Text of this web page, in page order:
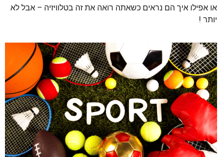
או אפילו איך הם נראים כשאתה רואה את זה בטלוויזיה – אבל לא
יותר !